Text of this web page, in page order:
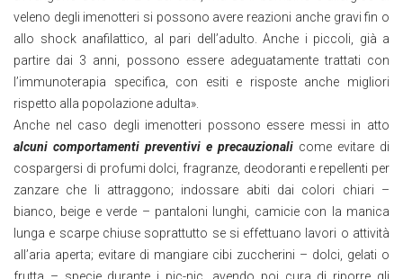
veleno degli imenotteri si possono avere reazioni anche gravi fin o
allo shock anafilattico, al pari dell’adulto. Anche i piccoli, già a
partire dai 3 anni, possono essere adeguatamente trattati con
l’immunoterapia specifica, con esiti e risposte anche migliori
rispetto alla popolazione adulta».
Anche nel caso degli imenotteri possono essere messi in atto
alcuni comportamenti preventivi e precauzionali come evitare di
cospargersi di profumi dolci, fragranze, deodoranti e repellenti per
zanzare che li attraggono; indossare abiti dai colori chiari –
bianco, beige e verde – pantaloni lunghi, camicie con la manica
lunga e scarpe chiuse soprattutto se si effettuano lavori o attività
all’aria aperta; evitare di mangiare cibi zuccherini – dolci, gelati o